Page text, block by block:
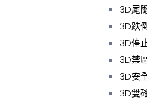
3D尾
3D跌
3D停
3D禁
3D安
3D雙